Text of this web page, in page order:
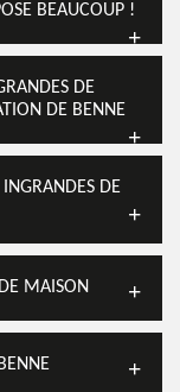
BEAUCOUP !
DE
DE BENNE
DE
MAISON